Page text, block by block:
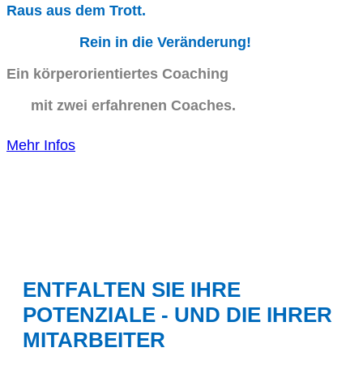
Raus aus dem Trott.
Rein in die Veränderung!
Ein körperorientiertes Coaching
mit zwei erfahrenen Coaches.
Mehr Infos
ENTFALTEN SIE IHRE
POTENZIALE - UND DIE IHRER
MITARBEITER